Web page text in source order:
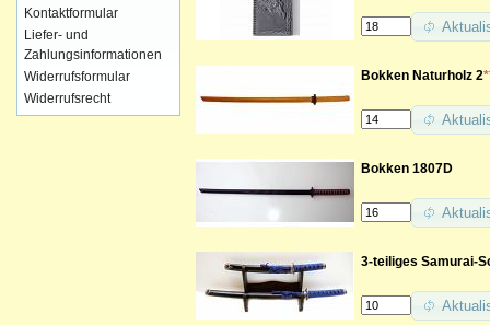
Bokken Naturholz 2
Bokken 1807D
3-teiliges Samurai-
Kontaktformular
Liefer- und
Zahlungsinformationen
Widerrufsformular
Widerrufsrecht